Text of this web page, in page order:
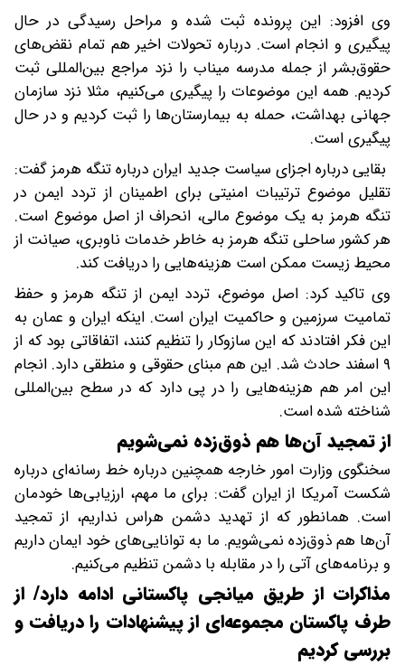
وی افزود: این پرونده ثبت شده و مراحل رسیدگی در حال
پیگیری و انجام است. درباره تحولات اخیر هم تمام نقض‌های
حقوق‌بشر از جمله مدرسه میناب را نزد مراجع بین‌المللی ثبت
کردیم. همه این موضوعات را پیگیری می‌کنیم، مثلا نزد سازمان
جهانی بهداشت، حمله به بیمارستان‌ها را ثبت کردیم و در حال
پیگیری است.
بقایی درباره اجزای سیاست جدید ایران درباره تنگه هرمز گفت:
تقلیل موضوع ترتیبات امنیتی برای اطمینان از تردد ایمن در
تنگه هرمز به یک موضوع مالی، انحراف از اصل موضوع است.
هر کشور ساحلی تنگه هرمز به خاطر خدمات ناوبری، صیانت از
محیط زیست ممکن است هزینه‌هایی را دریافت کند.
وی تاکید کرد: اصل موضوع، تردد ایمن از تنگه هرمز و حفظ
تمامیت سرزمین و حاکمیت ایران است. اینکه ایران و عمان به
این فکر افتادند که این سازوکار را تنظیم کنند، اتفاقاتی بود که از
۹ اسفند حادث شد. این هم مبنای حقوقی و منطقی دارد. انجام
این امر هم هزینه‌هایی را در پی دارد که در سطح بین‌المللی
شناخته شده است.
از تمجید آن‌ها هم ذوق‌زده نمی‌شویم
سخنگوی وزارت امور خارجه همچنین درباره خط رسانه‌ای درباره
شکست آمریکا از ایران گفت: برای ما مهم، ارزیابی‌ها خودمان
است. همانطور که از تهدید دشمن هراس نداریم، از تمجید
آن‌ها هم ذوق‌زده نمی‌شویم. ما به توانایی‌های خود ایمان داریم
و برنامه‌های آتی را در مقابله با دشمن تنظیم می‌کنیم.
مذاکرات از طریق میانجی پاکستانی ادامه دارد/ از
طرف پاکستان مجموعه‌ای از پیشنهادات را دریافت و
بررسی کردیم